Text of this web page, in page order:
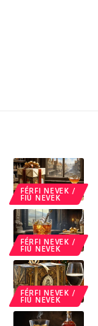
FÉRFI NEVEK /
FIÚ NEVEK
FÉRFI NEVEK /
FIÚ NEVEK
FÉRFI NEVEK /
FIÚ NEVEK